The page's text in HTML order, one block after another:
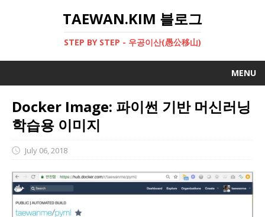
TAEWAN.KIM 블로그
STEP BY STEP - 우공이산(愚公移山)
MENU
오라클 클라우드 사용자 가이드
CLOUD
LIVELOG
GRAALVM
Docker Image: 파이썬 기반 머신러닝
학습용 이미지
July 06, 2018